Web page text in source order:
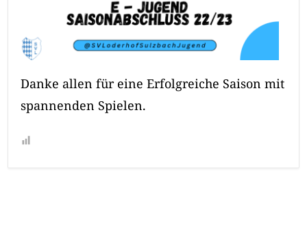
Danke allen für eine Erfolgreiche Saison mit
spannenden Spielen.